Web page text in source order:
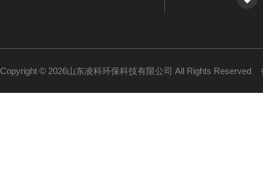
Copyright © 2026山东凌科环保科技有限公司 All Rights Reserved